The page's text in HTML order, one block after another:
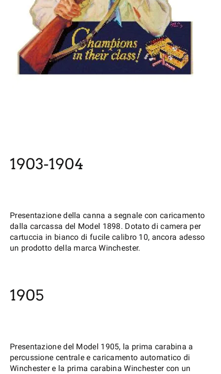
1903-1904
Presentazione della canna a segnale con caricamento
dalla carcassa del Model 1898. Dotato di camera per
cartuccia in bianco di fucile calibro 10, ancora adesso
un prodotto della marca Winchester.
1905
Presentazione del Model 1905, la prima carabina a
percussione centrale e caricamento automatico di
Winchester e la prima carabina Winchester con un